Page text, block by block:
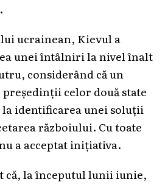
ucrainean, Kievul a
unei întâlniri la nivel înalt
considerând că un
celor două state
identificarea unei soluții
războiului. Cu toate
a acceptat inițiativa.
că, la începutul lunii iunie,